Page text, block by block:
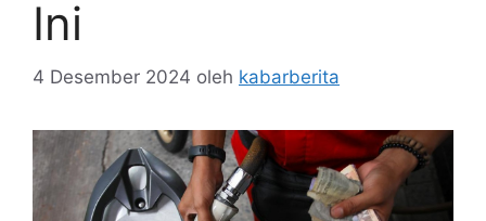
Ini
4 Desember 2024 oleh kabarberita